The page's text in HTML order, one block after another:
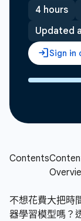
4 hours
Updated
不想花費大把時
器學習模型嗎？